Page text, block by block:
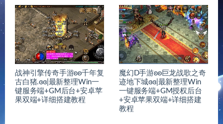
战神引擎传奇手游ʚʚ千年复
古白猪.ɞɞ|最新整理Win一
键服务端+GM后台+安卓苹
果双端+详细搭建教程
魔幻D手游ʚʚ巨龙战歌之奇
迹地下城ɞɞ|最新整理Win
一键服务端+GM授权后台
+安卓苹果双端+详细搭建
教程